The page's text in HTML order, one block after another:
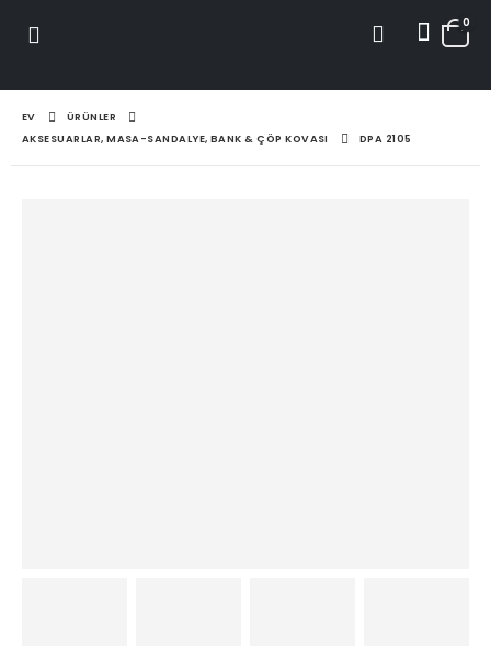
0
EV
ÜRÜNLER
AKSESUARLAR, MASA-SANDALYE, BANK & ÇÖP KOVASI
DPA 2105